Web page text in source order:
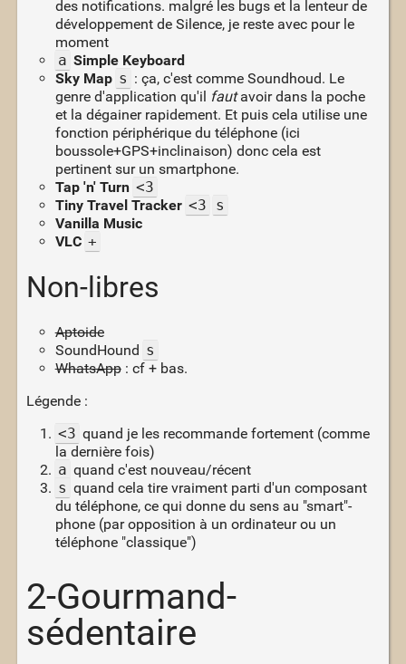
des notifications. malgré les bugs et la lenteur de
développement de Silence, je reste avec pour le
moment
a Simple Keyboard
Sky Map s : ça, c'est comme Soundhoud. Le
genre d'application qu'il fautavoir dans la poche
et la dégainer rapidement. Et puis cela utilise une
fonction périphérique du téléphone (ici
boussole+GPS+inclinaison) donc cela est
pertinent sur un smartphone.
Tap 'n' Turn <3
Tiny Travel Tracker <3
s
Vanilla Music
VLC +
Non-libres
Aptoide
SoundHound s
WhatsApp: cf + bas.
Légende :
<3 quand je les recommande fortement (comme
la dernière fois)
a quand c'est nouveau/récent
s quand cela tire vraiment parti d'un composant
du téléphone, ce qui donne du sens au "smart"-
phone (par opposition à un ordinateur ou un
téléphone "classique")
2-Gourmand-
sédentaire